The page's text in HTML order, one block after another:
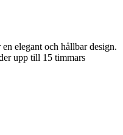
elegant och hållbar design.
upp till 15 timmars